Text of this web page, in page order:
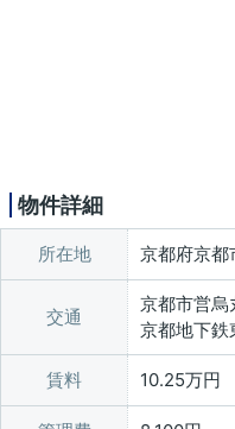
物件詳細
所在地 京都府京都
交通
京都市営烏
京都地下鉄
賃料 10.25万円